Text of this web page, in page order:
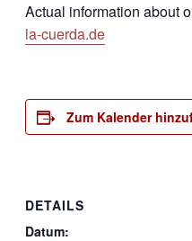
Actual information about
la-cuerda.de
Zum Kalender
DETAILS
Datum: